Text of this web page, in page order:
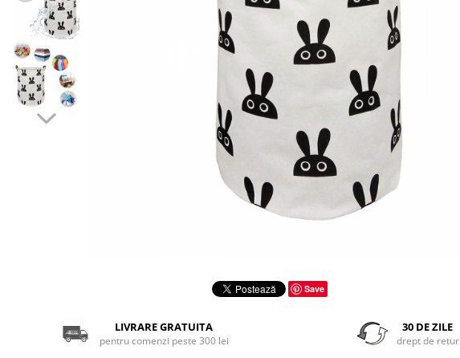
Spiderman
Sprox
Street Life
Save
LIVRARE GRATUITA
pentru comenzi peste 300 lei
30 DE ZILE
drept de retur